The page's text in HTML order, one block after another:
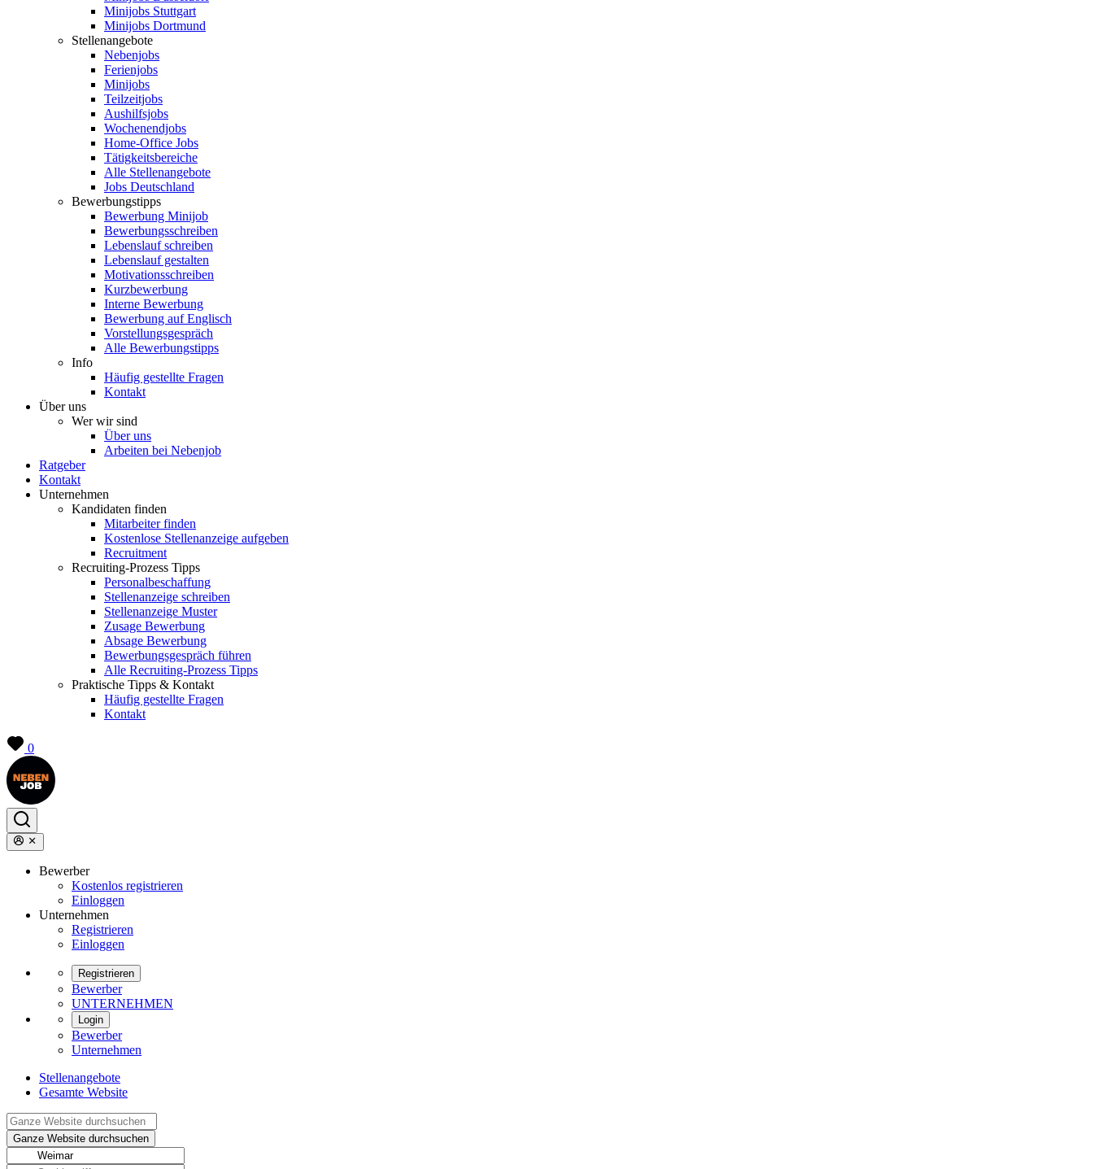
Minijobs Stuttgart
Minijobs Dortmund
Stellenangebote
Nebenjobs
Ferienjobs
Minijobs
Teilzeitjobs
Aushilfsjobs
Wochenendjobs
Home-Office Jobs
Tätigkeitsbereiche
Alle Stellenangebote
Jobs Deutschland
Bewerbungstipps
Bewerbung Minijob
Bewerbungsschreiben
Lebenslauf schreiben
Lebenslauf gestalten
Motivationsschreiben
Kurzbewerbung
Interne Bewerbung
Bewerbung auf Englisch
Vorstellungsgespräch
Alle Bewerbungstipps
Info
Häufig gestellte Fragen
Kontakt
Über uns
Wer wir sind
Über uns
Arbeiten bei Nebenjob
Ratgeber
Kontakt
Unternehmen
Kandidaten finden
Mitarbeiter finden
Kostenlose Stellenanzeige aufgeben
Recruitment
Recruiting-Prozess Tipps
Personalbeschaffung
Stellenanzeige schreiben
Stellenanzeige Muster
Zusage Bewerbung
Absage Bewerbung
Bewerbungsgespräch führen
Alle Recruiting-Prozess Tipps
Praktische Tipps & Kontakt
Häufig gestellte Fragen
Kontakt
0
Bewerber
Kostenlos registrieren
Einloggen
Unternehmen
Registrieren
Einloggen
Registrieren
Bewerber
UNTERNEHMEN
Login
Bewerber
Unternehmen
Stellenangebote
Gesamte Website